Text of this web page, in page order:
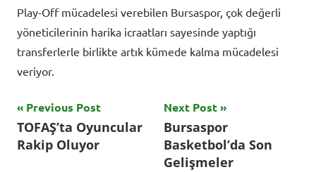
Play-Off mücadelesi verebilen Bursaspor, çok değerli
yöneticilerinin harika icraatları sayesinde yaptığı
transferlerle birlikte artık kümede kalma mücadelesi
veriyor.
Tagged
with
Batuhan
Yazı
gezinmesi
Previous Post
TOFAŞ’ta Oyuncular
Rakip Oluyor
Next Post
Bursaspor
Basketbol’da Son
Gelişmeler